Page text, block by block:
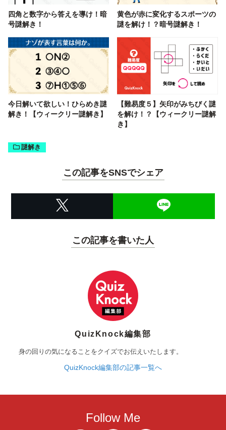
四角と数字から答えを導け！暗
号謎解き！
黄色が赤に変化するスポーツの
謎を解け！？暗号謎解き！
今日解いて欲しい！ひらめき謎
解き！【ウィークリー謎解き】
【難易度５】矢印がみちびく謎
を解け！？【ウィークリー謎解
き】
謎解き
この記事をSNSでシェア
この記事を書いた人
QuizKnock編集部
身の回りの気になることをクイズでお伝えいたします。
QuizKnock編集部の記事一覧へ
Follow Me